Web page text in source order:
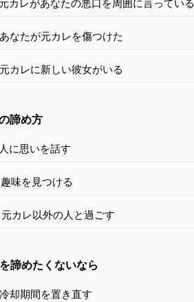
元カレがあなたの悪口を周囲に言っている
あなたが元カレを傷つけた
元カレに新しい彼女がいる
諦め方
人に思いを話す
趣味を見つける
元カレ以外の人と過ごす
諦めたくないなら
冷却期間を置き直す